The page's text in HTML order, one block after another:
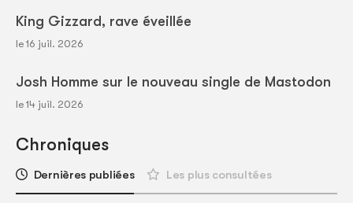
King Gizzard, rave éveillée
le 16 juil. 2026
Josh Homme sur le nouveau single de Mastodon
le 14 juil. 2026
Chroniques
Dernières publiées Les plus consultées